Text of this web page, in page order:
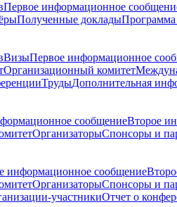
Первое информационное
Полученные доклады
ВизыПервое информационное
Организационный комитет
ТрудыДополнительная
сообщениеВторое
ОрганизаторыСпонсоры и
информационное сообщение
ОрганизаторыСпонсоры и
участникиОтчет о